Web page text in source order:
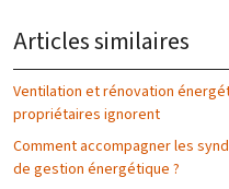
Articles similaires
Ventilation et rénovation
propriétaires ignorent
Comment accompagner les
de gestion énergétique ?